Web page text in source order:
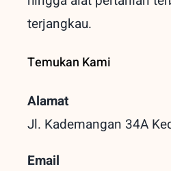
terjangkau.
Temukan Kami
Alamat
Jl. Kademangan 34A
Email